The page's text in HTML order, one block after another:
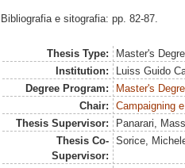
Bibliografia e sitografia: pp. 82-87.
Thesis Type:
Master's
Institution:
Luiss Guido
Degree Program:
Master's
Chair:
Campaigning
Thesis Supervisor:
Panarari,
Thesis Co-
Supervisor:
Sorice,